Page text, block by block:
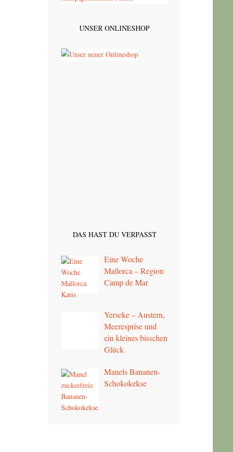
UNSER ONLINESHOP
DAS HAST DU VERPASST
Eine Woche
Mallorca – Region
Camp de Mar
Yerseke – Austern,
Meeresprise und
ein kleines bisschen
Glück
Manels Bananen-
Schokokekse